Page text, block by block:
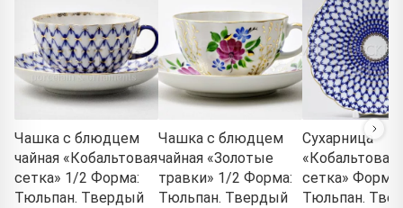
Чашка с блюдцем
чайная «Кобальтовая
сетка» 1/2 Форма:
Тюльпан. Твердый
Чашка с блюдцем
чайная «Золотые
травки» 1/2 Форма:
Тюльпан. Твердый
Сухарница
«Кобальтовая
сетка» Форма:
Тюльпан.